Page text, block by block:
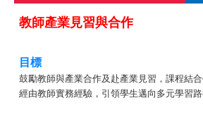
教師產業見習與合作
目標
鼓勵教師與產業合作及赴產業見習，課程結
經由教師實務經驗，引領學生邁向多元學習路